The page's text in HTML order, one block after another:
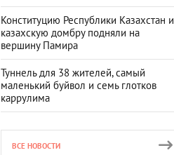
Конституцию Республики Казахстан и
казахскую домбру подняли на
вершину Памира
Туннель для 38 жителей, самый
маленький буйвол и семь глотков
каррулима
ВСЕ НОВОСТИ